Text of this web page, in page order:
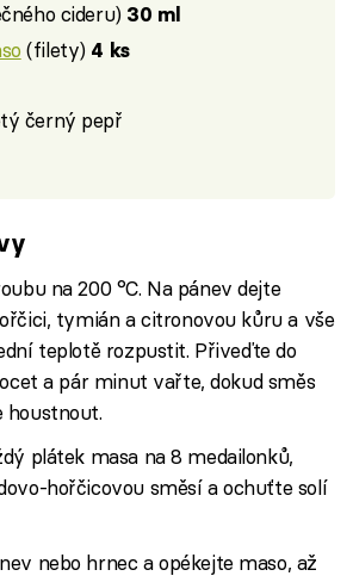
cideru) 30 ml
(filety) 4 ks
černý pepř
na 200 °C. Na pánev dejte
tymián a citronovou kůru a vše
teplotě rozpustit. Přiveďte do
a pár minut vařte, dokud směs
houstnout.
plátek masa na 8 medailonků,
hořčicovou směsí a ochuťte solí
nebo hrnec a opékejte maso, až